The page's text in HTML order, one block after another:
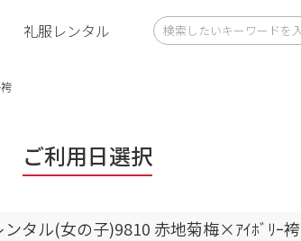
礼服レンタル
ご利用日選択
タル(女の子)9810 赤地菊梅×ｱｲﾎﾞﾘｰ袴